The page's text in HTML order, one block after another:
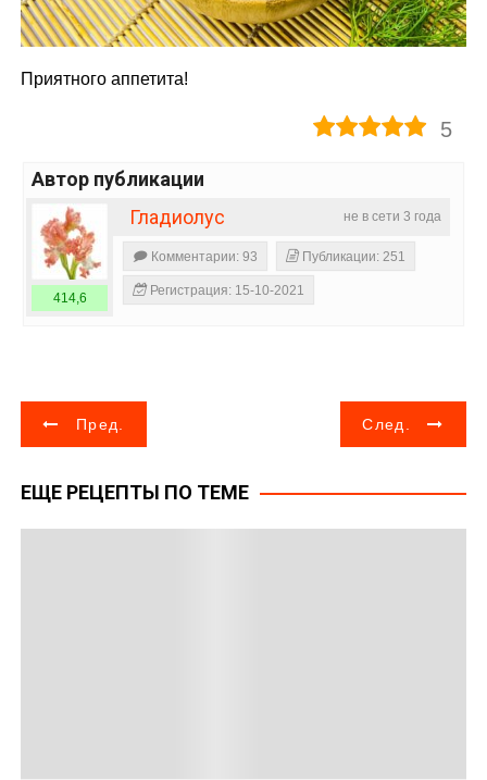
Приятного аппетита!
5
Автор публикации
не в сети 3 года
Гладиолус
414,6
Комментарии: 93 Публикации: 251
Регистрация: 15-10-2021
Н
в
Пред. След.
ЕЩЕ РЕЦЕПТЫ ПО ТЕМЕ